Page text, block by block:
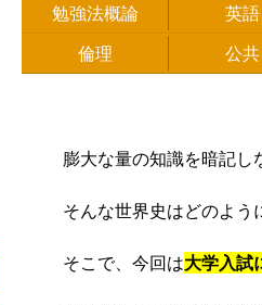
勉強法概論 英語
倫理
公共
膨大な量の知識を暗記し
そんな世界史はどのよう
そこで、今回は大学入試